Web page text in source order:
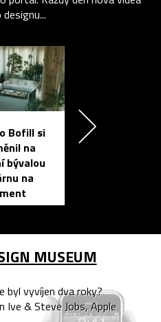
Bofill si
na
bývalou
na
MUSEUM
byl vyvíjen dva roky?
Ive & Steve Jobs, Apple